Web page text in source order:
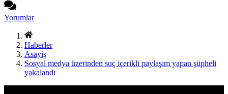
Yorumlar
Haberler
Asayiş
Sosyal medya üzerinden suç içerikli paylaşım yapan şüpheli
yakalandı